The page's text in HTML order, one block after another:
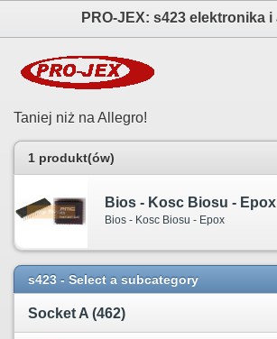
Taniej niż na Allegro!
1 produkt(ów)
Bios - Kosc Biosu - Epox
Bios - Kosc Biosu - Epox
s423 - Select a subcategory
Socket A (462)